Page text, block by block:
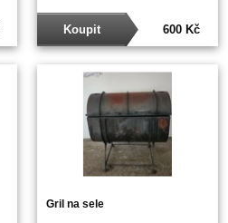
600 Kč
Koupit
Gril na sele